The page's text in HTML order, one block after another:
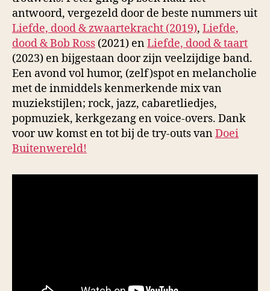
antwoord, vergezeld door de beste nummers uit
Liefde, dood & zwaartekracht (2019), Liefde,
dood & Bob Ross (2021) enLiefde, dood & taart
(2023) en bijgestaan door zijn veelzijdige band.
Een avond vol humor, (zelf)spot en melancholie
met de inmiddels kenmerkende mix van
muziekstijlen; rock, jazz, cabaretliedjes,
popmuziek, kerkgezang en voice-overs. Dank
voor uw komst en tot bij de try-outs vanDoei
Buitenwereld!